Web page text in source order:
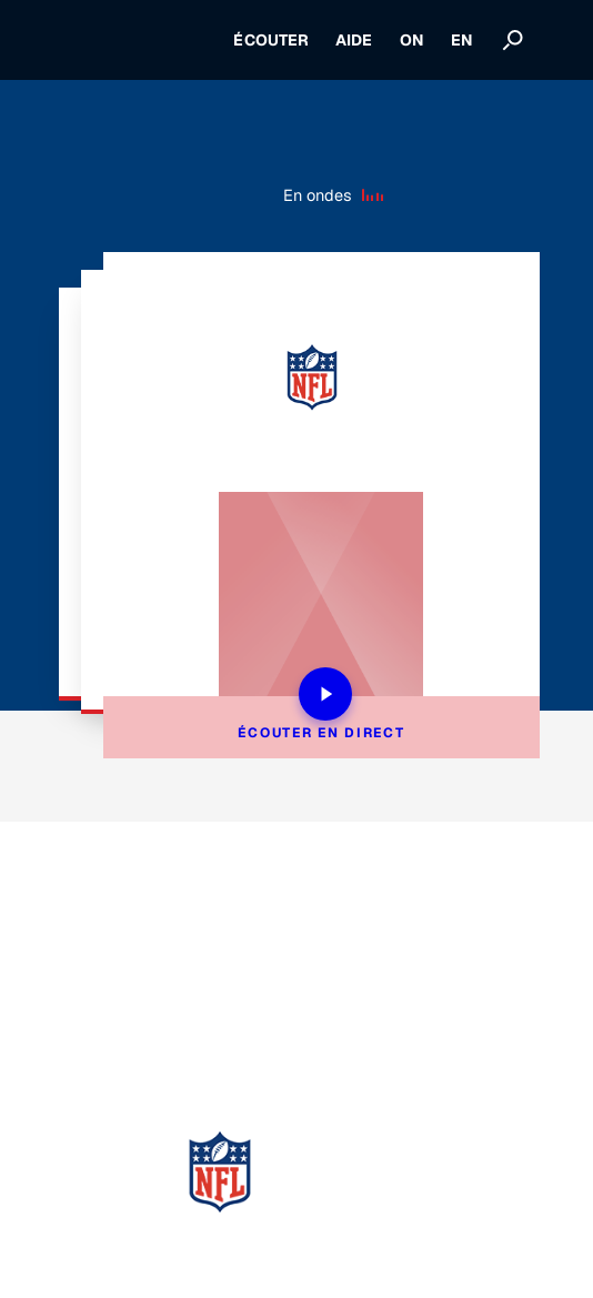
ÉCOUTER AIDE ON EN
En ondes
ÉCOUTER EN DIRECT